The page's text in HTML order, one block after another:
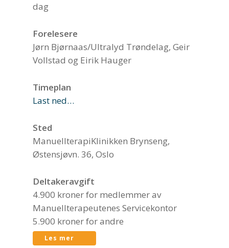
dag
Forelesere
Jørn Bjørnaas/Ultralyd Trøndelag, Geir
Vollstad og Eirik Hauger
Timeplan
Last ned…
Sted
ManuellterapiKlinikken Brynseng,
Østensjøvn. 36, Oslo
Deltakeravgift
4.900 kroner for medlemmer av
Manuellterapeutenes Servicekontor
5.900 kroner for andre
Les mer